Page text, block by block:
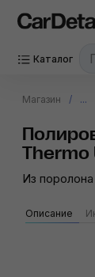
Каталог
Магазин ...
Thermo
Из
Описание